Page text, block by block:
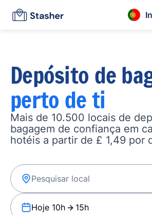
Depósito de
perto de ti
Mais de 10.500 locais de
bagagem de confiança em
hotéis a partir de £ 1,49 por
Hoje 10h 15h